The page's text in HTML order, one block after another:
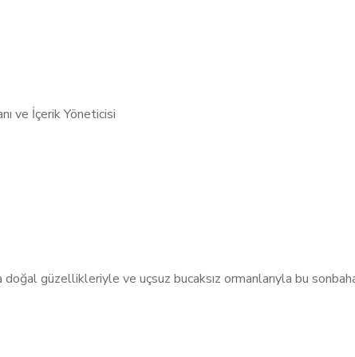
güzellikleriyle ve uçsuz bucaksız ormanlarıyla bu